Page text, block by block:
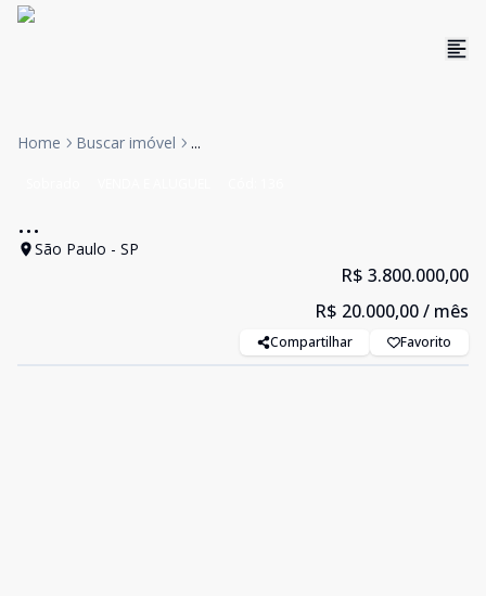
Home Buscar imóvel ...
...
São Paulo - SP
R$ 3.800.000,00
R$ 20.000,00/ mês
Compartilhar Favorito